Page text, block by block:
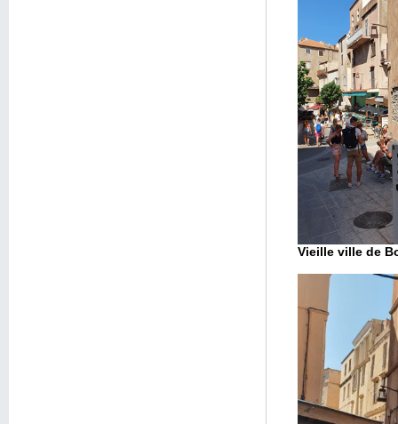
Vieille ville de